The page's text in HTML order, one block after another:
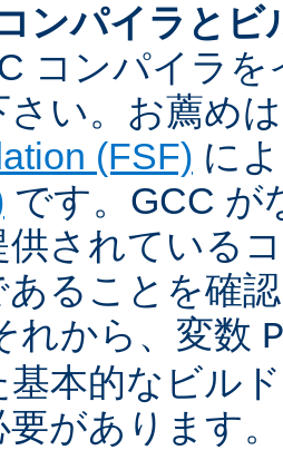
ンパイラとビ
コンパイラ
さい。お薦め
(FSF) に
です。GCC が
供されている
あることを確
れから、変数
基本的なビル
があります。